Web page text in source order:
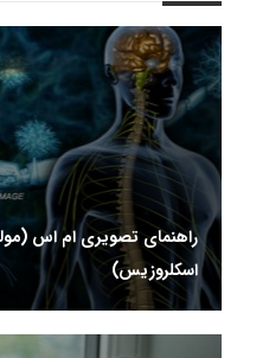
راهنمای تصویری ام اس
اسکلروزیس)